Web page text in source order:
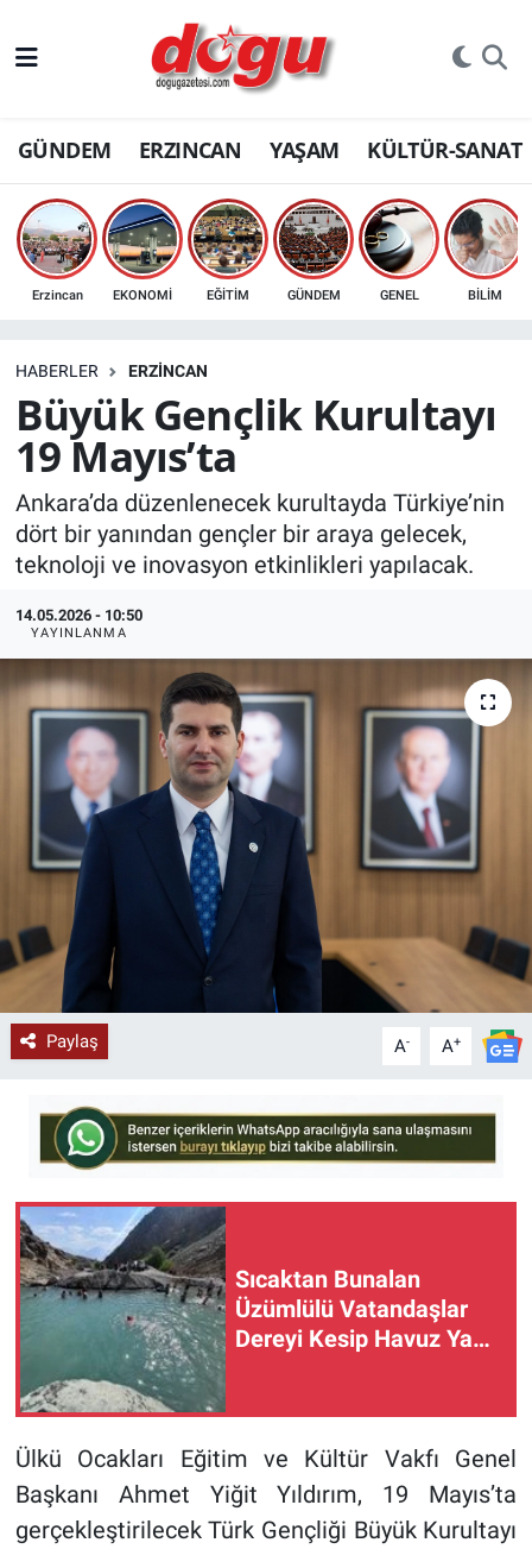
GÜNDEM ERZINCAN YAŞAM KÜLTÜR-SANAT
Erzincan EKONOMİ EĞİTİM GÜNDEM GENEL BİLİM
HABERLER ERZINCAN
Büyük Gençlik Kurultayı
19 Mayıs’ta
Ankara’da düzenlenecek kurultayda Türkiye’nin
dört bir yanından gençler bir araya gelecek,
teknoloji ve inovasyon etkinlikleri yapılacak.
14.05.2026 - 10:50
YAYINLANMA
Paylaş A- A+
Sıcaktan Bunalan
Üzümlülü Vatandaşlar
Dereyi Kesip Havuz Yaptı
Ülkü Ocakları Eğitim ve Kültür Vakfı Genel
Başkanı Ahmet Yiğit Yıldırım, 19 Mayıs’ta
gerçekleştirilecek Türk Gençliği Büyük Kurultayı
ERZINCAN
GÜNDEM
ERZİNCAN FOTOĞRAFLARI
SAĞLIK
EKONOMİ
Bilim, teknoloji
GENEL
KÜLTÜR-SANAT
Yerel Haber
Politika
SPOR
YAŞAM
RESMİ İLAN